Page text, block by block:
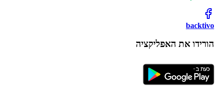
backtivo
הורידו את האפליקציה